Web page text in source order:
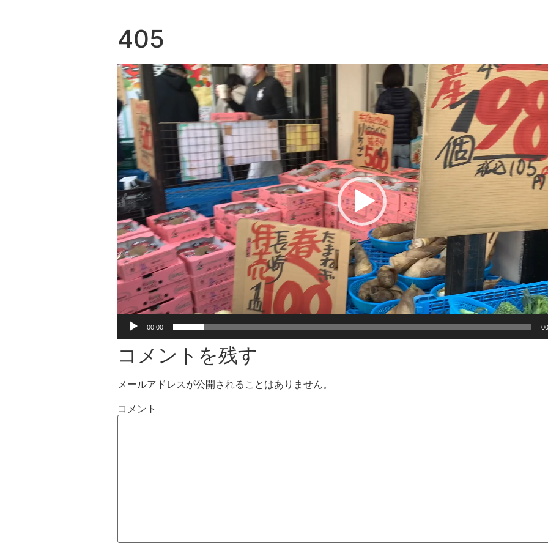
405
動
画
プ
レ
ー
ヤ
ー
00:00
コメントを残す
メールアドレスが公開されることはありません。
コメント